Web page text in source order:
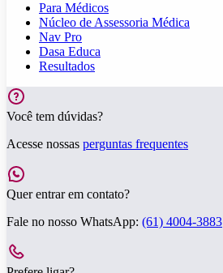
Para Médicos
Núcleo de Assessoria Médica
Nav Pro
Dasa Educa
Resultados
Você tem dúvidas?
Acesse nossas perguntas frequentes
Quer entrar em contato?
Fale no nosso WhatsApp: (61) 4004-3883